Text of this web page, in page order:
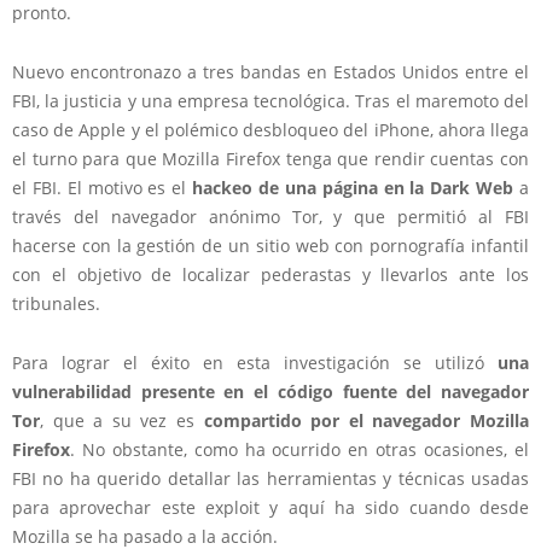
pronto.
Nuevo encontronazo a tres bandas en Estados Unidos entre el
FBI, la justicia y una empresa tecnológica. Tras el maremoto del
caso de Apple y el polémico desbloqueo del iPhone, ahora llega
el turno para que Mozilla Firefox tenga que rendir cuentas con
el FBI. El motivo es el hackeo de una página en la Dark Web a
través del navegador anónimo Tor, y que permitió al FBI
hacerse con la gestión de un sitio web con pornografía infantil
con el objetivo de localizar pederastas y llevarlos ante los
tribunales.
Para lograr el éxito en esta investigación se utilizó una
vulnerabilidad presente en el código fuente del navegador
Tor, que a su vez es compartido por el navegador Mozilla
Firefox. No obstante, como ha ocurrido en otras ocasiones, el
FBI no ha querido detallar las herramientas y técnicas usadas
para aprovechar este exploit y aquí ha sido cuando desde
Mozilla se ha pasado a la acción.